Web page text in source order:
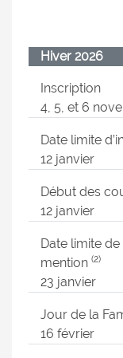
Hiver 2026
Inscription
4, 5, et 6
Date limite
12 janvier
Début des
12 janvier
Date limite
mention (2)
23 janvier
Jour de la
16 février